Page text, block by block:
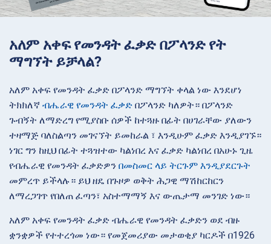
አለም አቀፍ የመንዳት ፈቃድ በፖላንድ የት
ማግኘት ይቻላል?
አለም አቀፍ የመንዳት ፈቃድ በፖላንድ ማግኘት ቀላል ነው እንደሆነ
ትክክለኛ ብሔራዊ የመንዳት ፈቃድ በፖላንድ ካለዎት። በፖላንድ
ጉብኝት ለማድረግ የሚያስቡ ሰዎች ከተጓዙ በፊት በሀገራቸው ያለውን
ተዛማጅ ባለስልጣን መገናኘት ይመከራል ፣ እንዲሁም ፈቃድ እንዲያገኙ።
ነገር ግን ከዚህ በፊት ተጓዝተው ካልነበረ እና ፈቃድ ካልነበረ በአሁኑ ጊዜ
የብሔራዊ የመንዳት ፈቃድዎን በመስመር ላይ ትርጉም እንዲያደርጉት
መምረጥ ይችላሉ። ይህ ዘዴ በጉዞዎ ወቅት ሕጋዊ ማሽከርከርን
ለማረጋገጥ የበለጠ ፈጣን፣ አስተማማኝ እና ውጤታማ መንገድ ነው።
አለም አቀፍ የመንዳት ፈቃድ ብሔራዊ የመንዳት ፈቃድን ወደ ብዙ
ቋንቋዎች የተተረጎመ ነው። የመጀመሪያው መታወቂያ ካርዶች በ1926